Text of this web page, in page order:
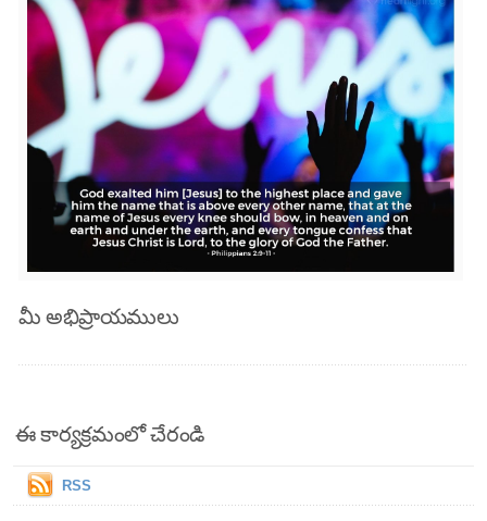
మీ అభిప్రాయములు
ఈ కార్యక్రమంలో చేరండి
RSS